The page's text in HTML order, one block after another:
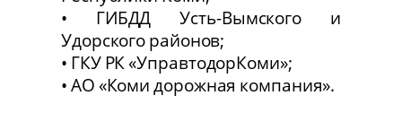
• ГИБДД Усть-Вымского и
Удорского районов;
• ГКУ РК «УправтодорКоми»;
• АО «Коми дорожная компания».